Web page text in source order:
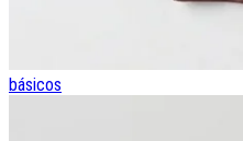
básicos